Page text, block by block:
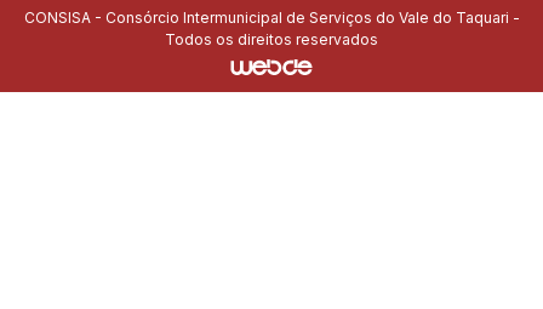
CONSISA - Consórcio Intermunicipal de Serviços do Vale do Taquari -
Todos os direitos reservados